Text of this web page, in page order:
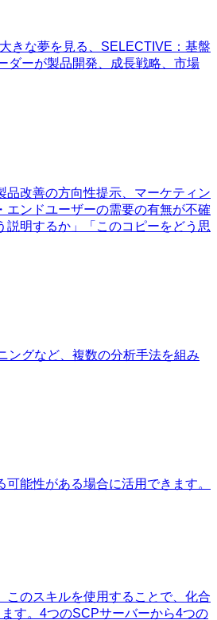
きな夢を見る、SELECTIVE：基盤
ダーが製品開発、成長戦略、市場
改善の方向性提示、マーケティン
ンドユーザーの需要の有無が不確
明するか」「このコピーをどう思
ングなど、複数の分析手法を組み
能性がある場合に活用できます。
のスキルを使用することで、化合
す。4つのSCPサーバーから4つの